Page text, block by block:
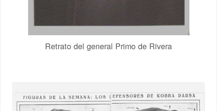
Retrato del general Primo de Rivera